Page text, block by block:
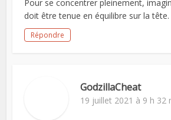
Pour se concentrer pleinement,
doit être tenue en équilibre sur la tête.
Répondre
GodzillaCheat
19 juillet 2021 à 9 h 32